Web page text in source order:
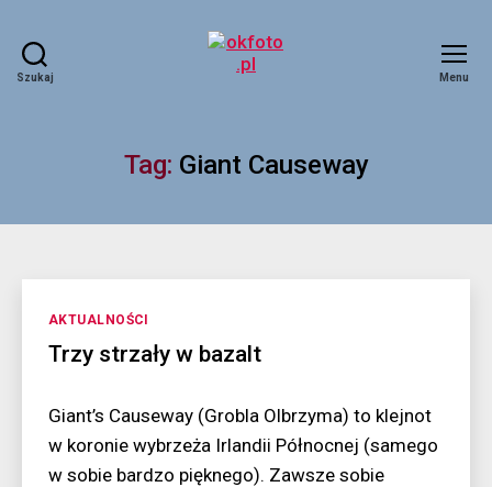
Szukaj Menu
Tag: Giant Causeway
Kategorie
AKTUALNOŚCI
Trzy strzały w bazalt
Giant’s Causeway (Grobla Olbrzyma) to klejnot
w koronie wybrzeża Irlandii Północnej (samego
w sobie bardzo pięknego). Zawsze sobie